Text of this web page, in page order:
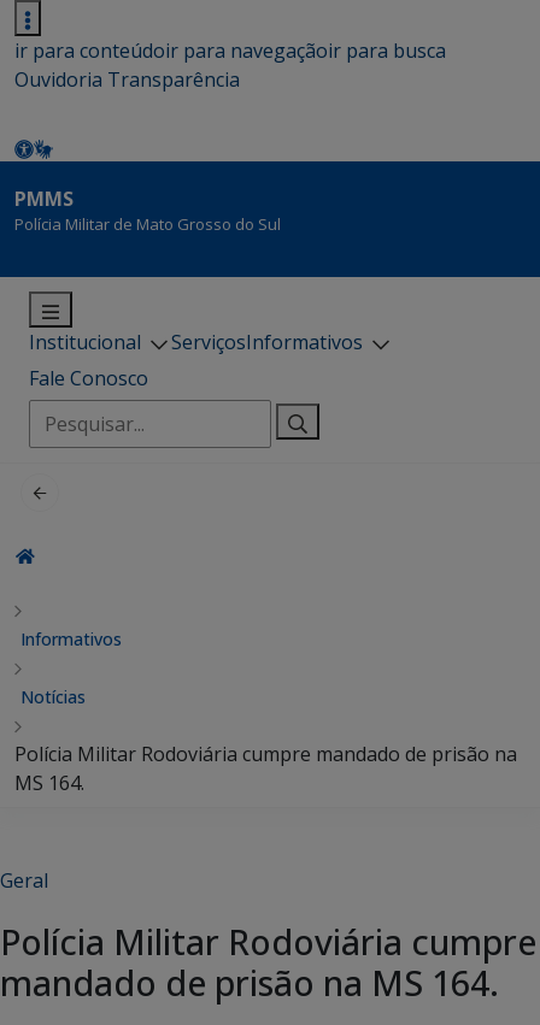
ir para conteúdoir para navegaçãoir para busca
Ouvidoria Transparência
PMMS
Polícia Militar de Mato Grosso do Sul
Institucional ServiçosInformativos
Fale Conosco
Pesquisar
por:
Informativos
Notícias
Polícia Militar Rodoviária cumpre mandado de prisão na
MS 164.
Geral
Polícia Militar Rodoviária cumpre
mandado de prisão na MS 164.